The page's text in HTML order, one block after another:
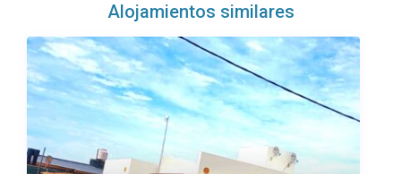
Alojamientos similares